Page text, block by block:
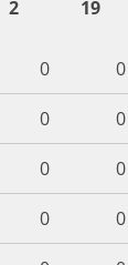
2 19
0 0
0 0
0 0
0 0